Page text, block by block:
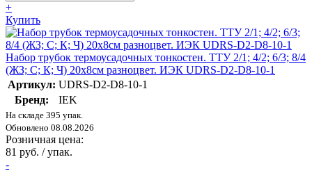
+
Купить
Набор трубок термоусадочных тонкостен. ТТУ 2/1; 4/2; 6/3; 8/4
(ЖЗ; С; К; Ч) 20х8см разноцвет. ИЭК UDRS-D2-D8-10-1
Артикул: UDRS-D2-D8-10-1
Бренд:
IEK
На складе 395 упак.
Обновлено 08.08.2026
Розничная цена:
81 руб. / упак.
-